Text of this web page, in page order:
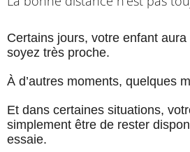
Certains jours, votre enfant
soyez très proche.
À d’autres moments, quelques
Et dans certaines situations,
simplement être de rester
essaie.